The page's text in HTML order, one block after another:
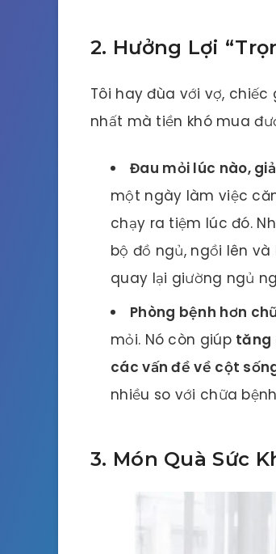
2. Hưởng Lợi
Tôi hay đùa với vợ, chiếc
nhất mà tiền khó mua
Đau mỏi lúc nào,
một ngày làm việc
chạy ra tiệm lúc đó.
bộ đồ ngủ, ngồi lên
quay lại giường ngủ
Phòng bệnh hơn
mỏi. Nó còn giúp tăng
các vấn đề về cột
nhiều so với chữa
3. Món Quà Sức